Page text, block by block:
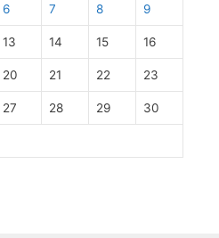
6 7 8 9
13 14 15 16
20 21 22 23
27 28 29 30